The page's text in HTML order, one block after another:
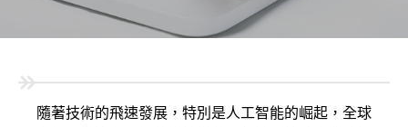
隨著技術的飛速發展，特別是人工智能的崛起，全球